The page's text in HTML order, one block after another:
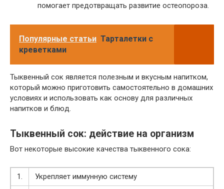
помогает предотвращать развитие остеопороза.
Популярные статьи Тарталетки с
креветками
Тыквенный сок является полезным и вкусным напитком,
который можно приготовить самостоятельно в домашних
условиях и использовать как основу для различных
напитков и блюд.
Тыквенный сок: действие на организм
Вот некоторые высокие качества тыквенного сока:
1. Укрепляет иммунную систему